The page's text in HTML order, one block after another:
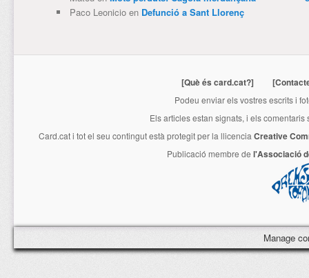
Paco Leonicioen Defunció a Sant Llorenç
[Què és card.cat?]
Podeu enviar els vostres escrits i
Els articles estan signats, i els
Card.cati tot el seu contingut està protegit per la llicencia Creative
Publicació membre de l'Associació
Manage